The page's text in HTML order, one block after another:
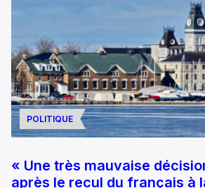
POLITIQUE
« Une très mauvaise
après le recul du français à